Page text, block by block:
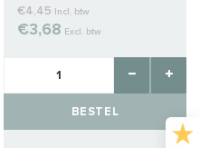
€4,45 Incl. btw
€3,68 Excl. btw
BESTEL